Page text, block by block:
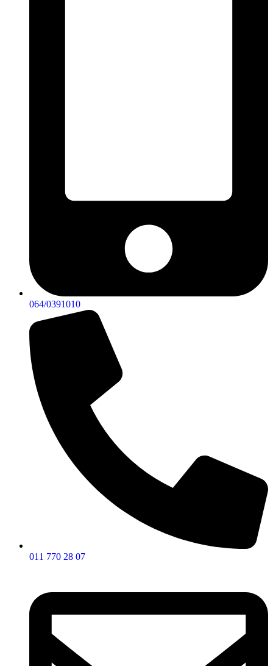
064/0391010
011 770 28 07